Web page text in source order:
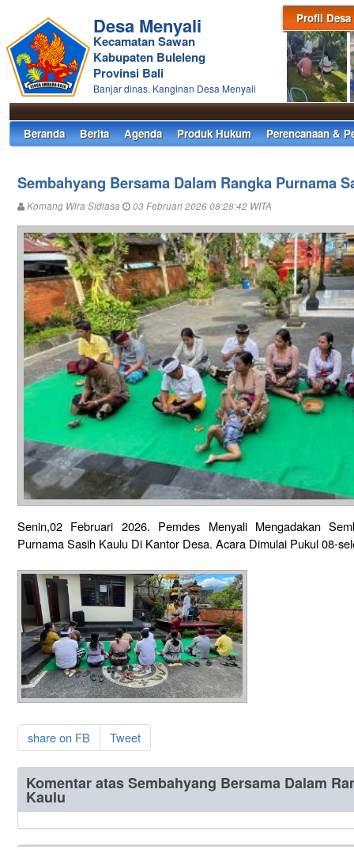
Profil Desa
Desa Menyali
Kecamatan Sawan
Kabupaten Buleleng
Provinsi Bali
Banjar dinas. Kanginan Desa Menyali
Beranda Berita Agenda Produk Hukum Perencanaan &
Sembahyang Bersama Dalam Rangka Purnama
Komang Wira Sidiasa 03 Februari 2026 08:28:42 WITA
Senin,02 Februari 2026. Pemdes Menyali Mengadakan
Purnama Sasih Kaulu Di Kantor Desa. Acara Dimulai Pukul 08-
share on FB Tweet
Komentar atas Sembahyang Bersama Dalam
Kaulu